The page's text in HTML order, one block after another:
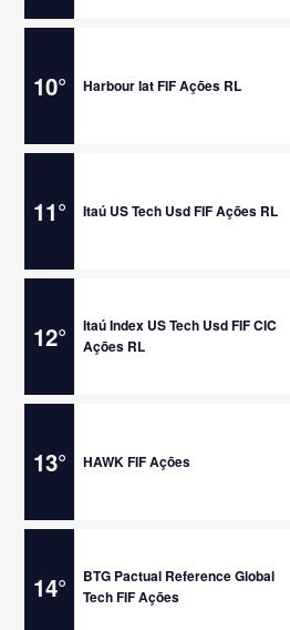
10° Harbour Iat FIF Ações RL
11° Itaú US Tech Usd FIF Ações RL
12°
Itaú Index US Tech Usd FIF CIC
Ações RL
13° HAWK FIF Ações
14°
BTG Pactual Reference Global
Tech FIF Ações